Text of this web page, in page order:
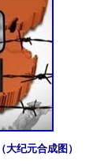
纪元合成图）